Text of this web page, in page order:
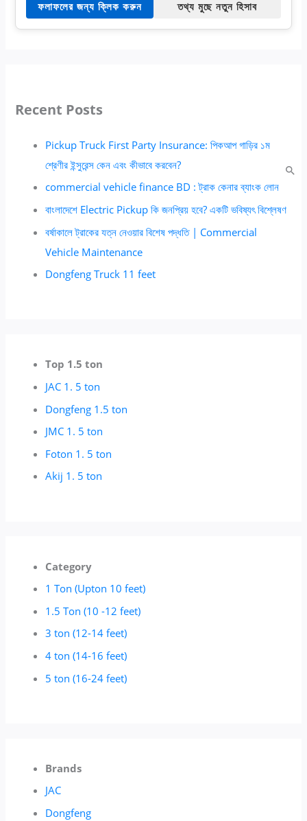
ফলাফলের জন্য ক্লিক করুন তথ্য মুছে নতুন হিসাব
Recent Posts
Pickup Truck First Party Insurance: পিকআপ গাড়ির ১ম
শ্রেণীর ইন্সুরেন্স কেন এবং কীভাবে করবেন?
commercial vehicle finance BD : ট্রাক কেনার ব্যাংক লোন
বাংলাদেশে Electric Pickup কি জনপ্রিয় হবে? একটি ভবিষ্যৎ বিশ্লেষণ
বর্ষাকালে ট্রাকের যত্ন নেওয়ার বিশেষ পদ্ধতি | Commercial
Vehicle Maintenance
Dongfeng Truck 11 feet
Top 1.5 ton
JAC 1. 5 ton
Dongfeng 1.5 ton
JMC 1. 5 ton
Foton 1. 5 ton
Akij 1. 5 ton
Category
1 Ton (Upton 10 feet)
1.5 Ton (10 -12 feet)
3 ton (12-14 feet)
4 ton (14-16 feet)
5 ton (16-24 feet)
Brands
JAC
Dongfeng